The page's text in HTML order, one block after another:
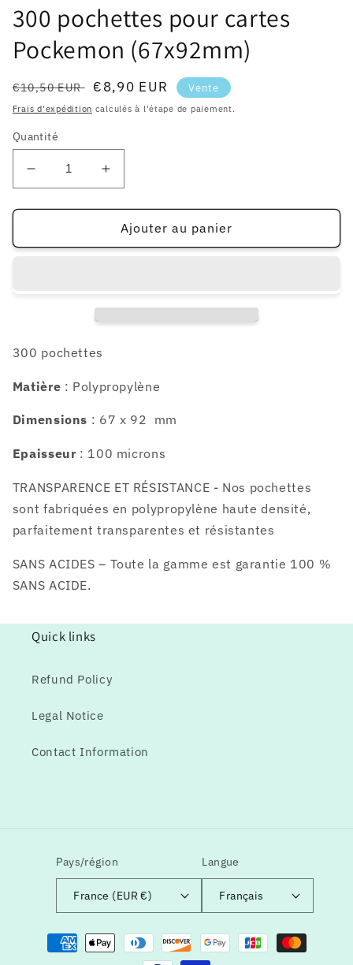
média
1
une
fenêtre
300 pochettes pour cartes
Pockemon (67x92mm)
Prix
habituel
€10,50 EUR
Prix
soldé
€8,90 EUR Vente
Frais d'expédition calculés à l'étape de paiement.
Quantité
Réduire
la
quantité
300
Pockemon
Augmenter
la
quantité
de
300
Ajouter au panier
300 pochettes
Matière : Polypropylène
Dimensions : 67 x 92 mm
Epaisseur : 100 microns
TRANSPARENCE ET RÉSISTANCE - Nos pochettes
sont fabriquées en polypropylène haute densité,
parfaitement transparentes et résistantes
SANS ACIDES – Toute la gamme est garantie 100 %
SANS ACIDE.
Quick links
Refund Policy
Legal Notice
Contact Information
Pays/région
France (EUR €)
Langue
Français
Moyens